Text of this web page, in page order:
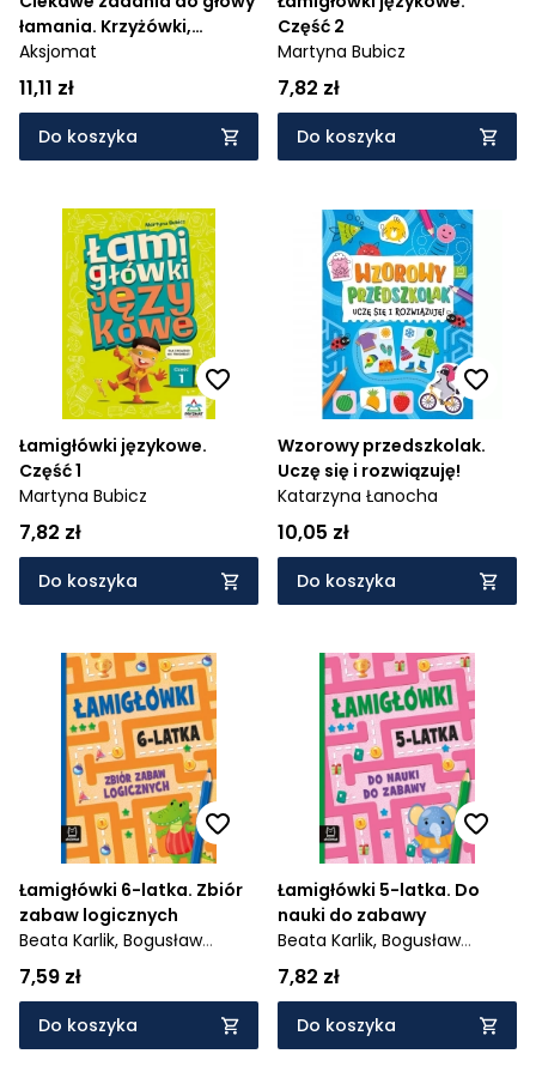
łamania. Krzyżówki,
wykreślanki, szyfrogramy
Aksjomat
11,11 zł
Do koszyka
Część 2
Martyna Bubicz
7,82 zł
Do koszyka
Łamigłówki językowe.
Część 1
Martyna Bubicz
7,82 zł
Do koszyka
Wzorowy przedszkolak.
Uczę się i rozwiązuję!
Katarzyna Łanocha
10,05 zł
Do koszyka
Łamigłówki 6-latka. Zbiór
zabaw logicznych
Beata Karlik, Bogusław
Michalec
7,59 zł
Do koszyka
Łamigłówki 5-latka. Do
nauki do zabawy
Beata Karlik, Bogusław
Michalec
7,82 zł
Do koszyka